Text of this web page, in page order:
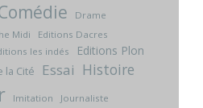
Drame
Midi
Editions Dacres
les indés Editions Plon
la Cité Essai Histoire
Imitation Journaliste